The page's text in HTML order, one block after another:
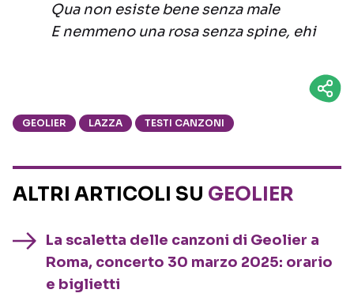
Qua non esiste bene senza male
E nemmeno una rosa senza spine, ehi
GEOLIER LAZZA TESTI CANZONI
ALTRI ARTICOLI SU GEOLIER
La scaletta delle canzoni di Geolier a
Roma, concerto 30 marzo 2025: orario
e biglietti